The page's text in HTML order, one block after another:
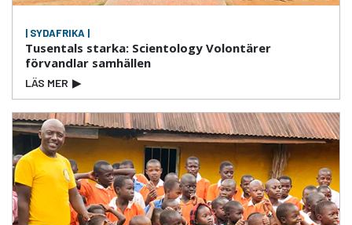
| SYDAFRIKA |
Tusentals starka: Scientology Volontärer
förvandlar samhällen
LÄS MER ▶